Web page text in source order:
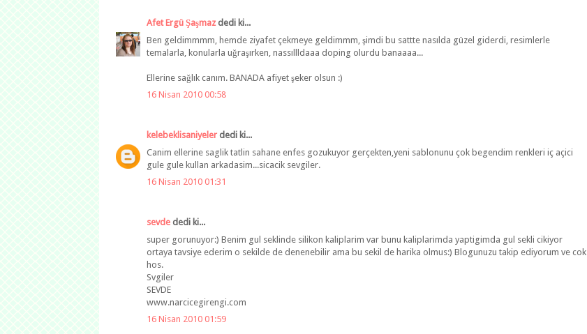
Afet Ergü Şaşmaz dedi ki...
Ben geldimmmm, hemde ziyafet çekmeye geldimmm, şimdi bu sattte nasılda güzel giderdi, resimlerle
temalarla, konularla uğraşırken, nassıllldaaa doping olurdu banaaaa...
Ellerine sağlık canım. BANADA afiyet şeker olsun :)
16 Nisan 2010 00:58
kelebeklisaniyeler dedi ki...
Canim ellerine saglik tatlin sahane enfes gozukuyor gerçekten,yeni sablonunu çok begendim renkleri iç açici
gule gule kullan arkadasim...sicacik sevgiler.
16 Nisan 2010 01:31
sevde dedi ki...
super gorunuyor:) Benim gul seklinde silikon kaliplarim var bunu kaliplarimda yaptigimda gul sekli cikiyor
ortaya tavsiye ederim o sekilde de denenebilir ama bu sekil de harika olmus:) Blogunuzu takip ediyorum ve cok
hos.
Svgiler
SEVDE
www.narcicegirengi.com
16 Nisan 2010 01:59